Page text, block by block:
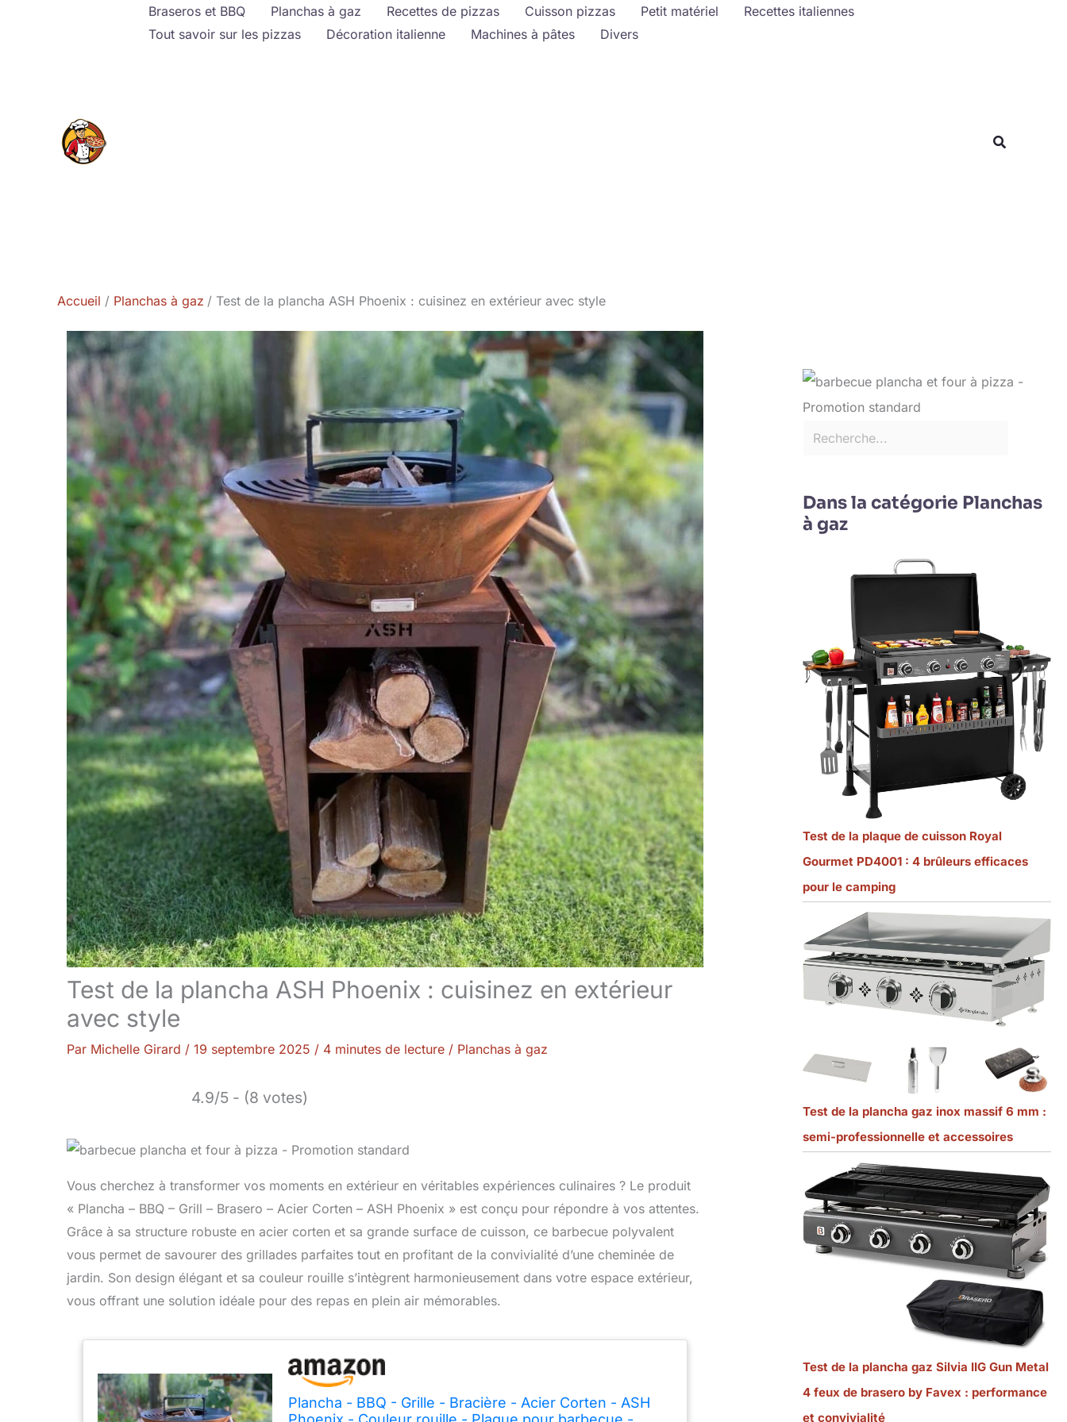
Braseros et BBQ Planchas à gaz Recettes de pizzas Cuisson pizzas Petit matériel
Recettes italiennes
Tout savoir sur les pizzas
Décoration italienne Machines à pâtes Divers
Accueil Planchas à gaz Test de la plancha ASH Phoenix : cuisinez en extérieur avec style
Test de la plancha ASH Phoenix : cuisinez en extérieur
avec style
Par Michelle Girard / 19 septembre 2025 / 4 minutes de lecture / Planchas à gaz
4.9/5 - (8 votes)
Vous cherchez à transformer vos moments en extérieur en véritables expériences culinaires ? Le produit
« Plancha – BBQ – Grill – Brasero – Acier Corten – ASH Phoenix » est conçu pour répondre à vos attentes.
Grâce à sa structure robuste en acier corten et sa grande surface de cuisson, ce barbecue polyvalent
vous permet de savourer des grillades parfaites tout en profitant de la convivialité d’une cheminée de
jardin. Son design élégant et sa couleur rouille s’intègrent harmonieusement dans votre espace extérieur,
vous offrant une solution idéale pour des repas en plein air mémorables.
Plancha - BBQ - Grille - Bracière - Acier Corten - ASH
Rechercher
Dans la catégorie Planchas
à gaz
Test de la plaque de cuisson Royal
Gourmet PD4001 : 4 brûleurs efficaces
pour le camping
Test de la plancha gaz inox massif 6 mm :
semi-professionnelle et accessoires
Test de la plancha gaz Silvia IIG Gun Metal
4 feux de brasero by Favex : performance
et convivialité